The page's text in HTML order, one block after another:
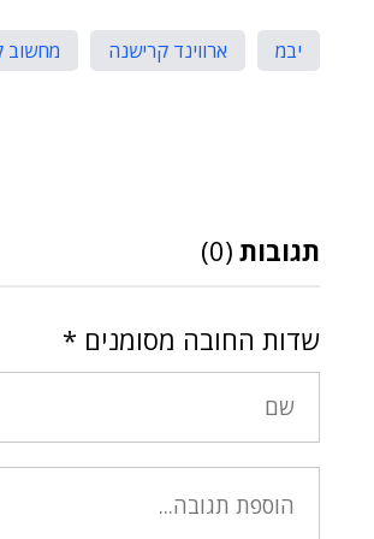
יבמ ארווינד קרישנה מחשוב
תגובות (0)
שדות החובה מסומנים *